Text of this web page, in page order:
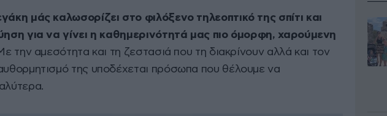
μάς καλωσορίζει στο φιλόξενο τηλεοπτικό της σπίτι και
για να γίνει η καθημερινότητά μας πιο όμορφη, χαρούμενη
την αμεσότητα και τη ζεστασιά που τη διακρίνουν αλλά και τον
της υποδέχεται πρόσωπα που θέλουμε να